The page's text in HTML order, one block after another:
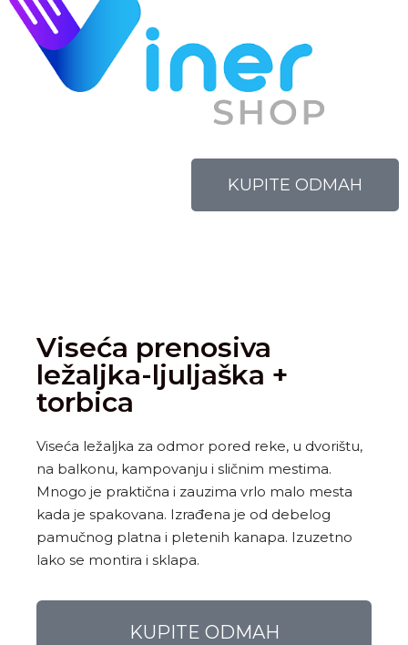
KUPITE ODMAH
Viseća prenosiva
ležaljka-ljuljaška +
torbica
Viseća ležaljka za odmor pored reke, u dvorištu,
na balkonu, kampovanju i sličnim mestima.
Mnogo je praktična i zauzima vrlo malo mesta
kada je spakovana. Izrađena je od debelog
pamučnog platna i pletenih kanapa. Izuzetno
lako se montira i sklapa.
KUPITE ODMAH